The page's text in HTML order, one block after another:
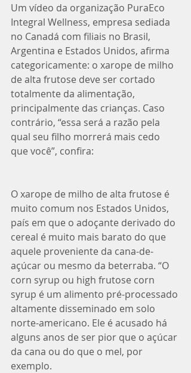
Um vídeo da organização PuraEco
Integral Wellness, empresa sediada
no Canadá com filiais no Brasil,
Argentina e Estados Unidos, afirma
categoricamente: o xarope de milho
de alta frutose deve ser cortado
totalmente da alimentação,
principalmente das crianças. Caso
contrário, “essa será a razão pela
qual seu filho morrerá mais cedo
que você”, confira:
O xarope de milho de alta frutose é
muito comum nos Estados Unidos,
país em que o adoçante derivado do
cereal é muito mais barato do que
aquele proveniente da cana-de-
açúcar ou mesmo da beterraba. “O
corn syrup ou high frutose corn
syrup é um alimento pré-processado
altamente disseminado em solo
norte-americano. Ele é acusado há
alguns anos de ser pior que o açúcar
da cana ou do que o mel, por
exemplo.